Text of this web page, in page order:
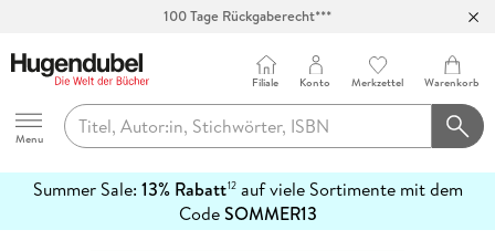
Abholung in über 100 Filialen
Hugendubel
Menu
Filiale Konto Merkzettel Warenkorb
Summer Sale: 13% Rabatt12auf viele Sortimente mit dem
CodeSOMMER13
erfahren